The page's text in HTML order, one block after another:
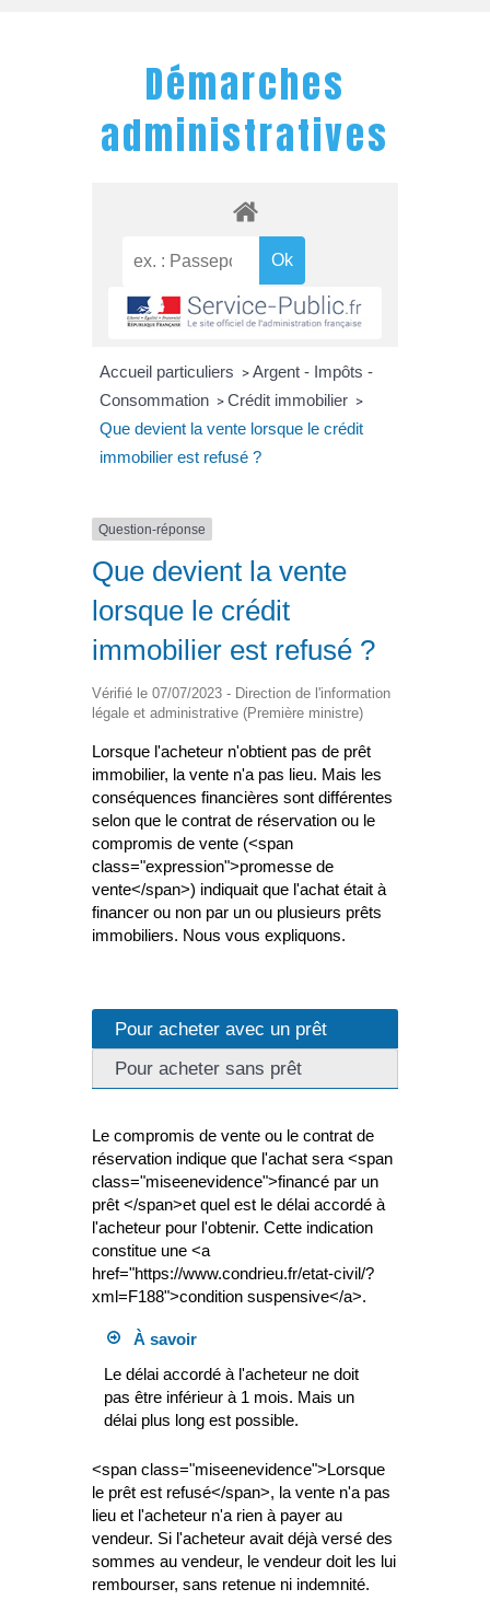
Démarches
administratives
Accueil particuliers > Argent - Impôts -
Consommation > Crédit immobilier >
Que devient la vente lorsque le crédit
immobilier est refusé ?
Question-réponse
Que devient la vente
lorsque le crédit
immobilier est refusé ?
Vérifié le 07/07/2023 - Direction de l'information
légale et administrative (Première ministre)
Lorsque l'acheteur n'obtient pas de prêt
immobilier, la vente n'a pas lieu. Mais les
conséquences financières sont différentes
selon que le contrat de réservation ou le
compromis de vente (<span
class="expression">promesse de
vente</span>) indiquait que l'achat était à
financer ou non par un ou plusieurs prêts
immobiliers. Nous vous expliquons.
Pour acheter avec un prêt
Pour acheter sans prêt
Le compromis de vente ou le contrat de
réservation indique que l'achat sera <span
class="miseenevidence">financé par un
prêt </span>et quel est le délai accordé à
l'acheteur pour l'obtenir. Cette indication
constitue une <a
href="https://www.condrieu.fr/etat-civil/?
xml=F188">condition suspensive</a>.
À savoir
Le délai accordé à l'acheteur ne doit
pas être inférieur à 1 mois. Mais un
délai plus long est possible.
<span class="miseenevidence">Lorsque
le prêt est refusé</span>, la vente n'a pas
lieu et l'acheteur n'a rien à payer au
vendeur. Si l'acheteur avait déjà versé des
sommes au vendeur, le vendeur doit les lui
rembourser, sans retenue ni indemnité.